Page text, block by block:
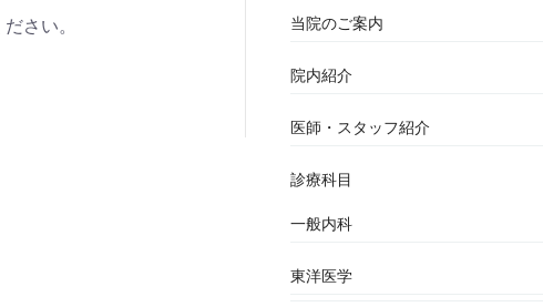
さい。
当院のご案内
院内紹介
医師・スタッフ紹介
診療科目
一般内科
東洋医学